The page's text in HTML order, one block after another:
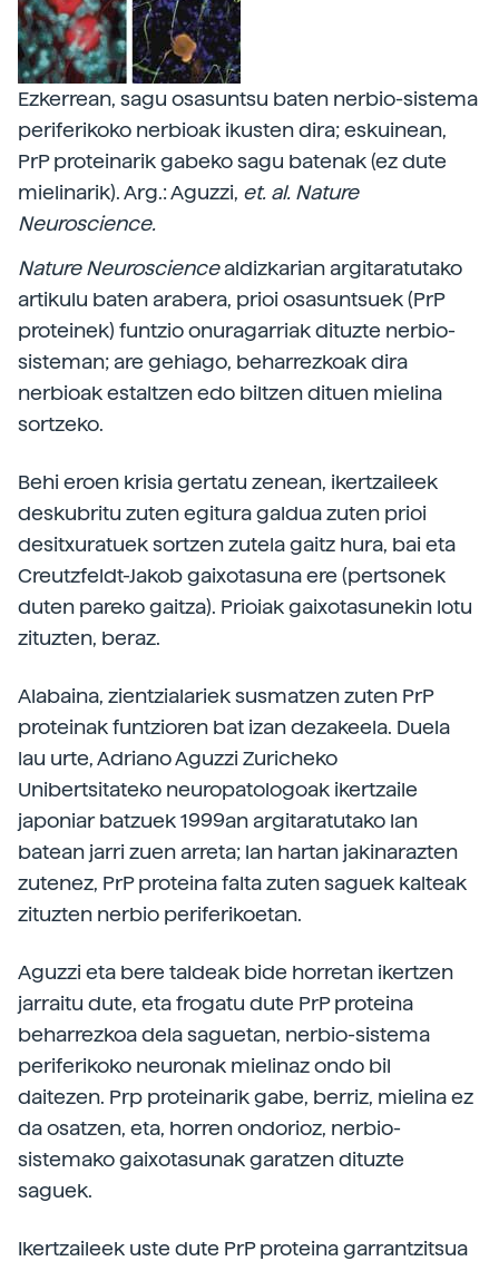
Ezkerrean, sagu osasuntsu baten nerbio-sistema
periferikoko nerbioak ikusten dira; eskuinean,
PrP proteinarik gabeko sagu batenak (ez dute
mielinarik). Arg.: Aguzzi, et. al. Nature
Neuroscience.
Nature Neurosciencealdizkarian argitaratutako
artikulu baten arabera, prioi osasuntsuek (PrP
proteinek) funtzio onuragarriak dituzte nerbio-
sisteman; are gehiago, beharrezkoak dira
nerbioak estaltzen edo biltzen dituen mielina
sortzeko.
Behi eroen krisia gertatu zenean, ikertzaileek
deskubritu zuten egitura galdua zuten prioi
desitxuratuek sortzen zutela gaitz hura, bai eta
Creutzfeldt-Jakob gaixotasuna ere (pertsonek
duten pareko gaitza). Prioiak gaixotasunekin lotu
zituzten, beraz.
Alabaina, zientzialariek susmatzen zuten PrP
proteinak funtzioren bat izan dezakeela. Duela
lau urte, Adriano Aguzzi Zuricheko
Unibertsitateko neuropatologoak ikertzaile
japoniar batzuek 1999an argitaratutako lan
batean jarri zuen arreta; lan hartan jakinarazten
zutenez, PrP proteina falta zuten saguek kalteak
zituzten nerbio periferikoetan.
Aguzzi eta bere taldeak bide horretan ikertzen
jarraitu dute, eta frogatu dute PrP proteina
beharrezkoa dela saguetan, nerbio-sistema
periferikoko neuronak mielinaz ondo bil
daitezen. Prp proteinarik gabe, berriz, mielina ez
da osatzen, eta, horren ondorioz, nerbio-
sistemako gaixotasunak garatzen dituzte
saguek.
Ikertzaileek uste dute PrP proteina garrantzitsua